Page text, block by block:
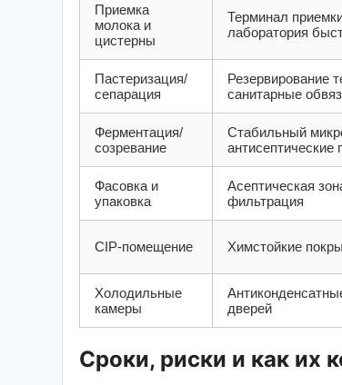
Приемка
молока и
цистерны
Терминал
лаборатория
Пастеризация/
сепарация
Резервирование
санитарные
Ферментация/
созревание
Стабильный
антисептические
Фасовка и
упаковка
Асептическая
фильтрация
CIP-помещение Химстойкие
Холодильные
камеры
дверей
Сроки, риски и как их